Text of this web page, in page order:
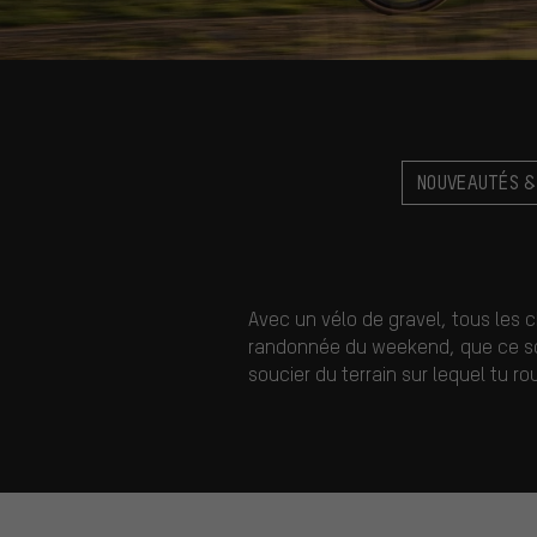
NOUVEAUTÉS
Avec un vélo de gravel, tous les
randonnée du weekend, que ce
soucier du terrain sur lequel tu